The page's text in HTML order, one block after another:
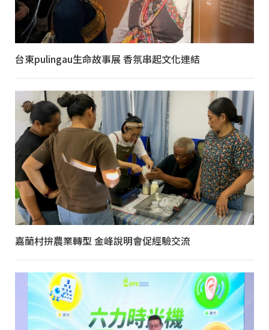
台東pulingau生命故事展 香氛串起文化連結
嘉蘭村拚農業轉型 金峰說明會促經驗交流